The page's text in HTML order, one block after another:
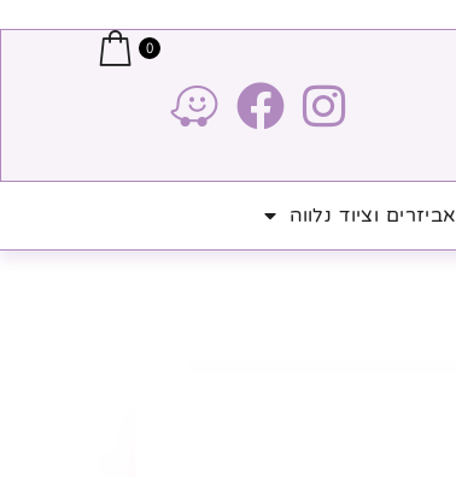
0
אביזרים וציוד נלווה